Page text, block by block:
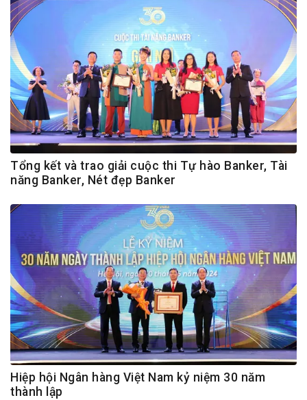
Tổng kết và trao giải cuộc thi Tự hào Banker, Tài
năng Banker, Nét đẹp Banker
Hiệp hội Ngân hàng Việt Nam kỷ niệm 30 năm
thành lập